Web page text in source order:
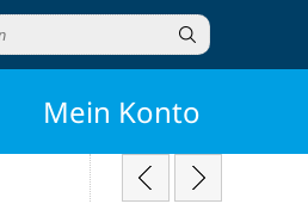
Mein Konto